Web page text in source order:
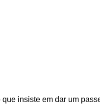
insiste em dar um